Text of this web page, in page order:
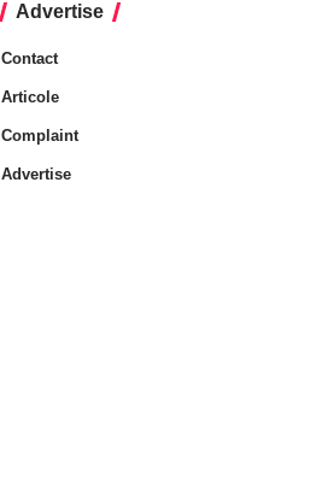
Advertise
Contact
Articole
Complaint
Advertise